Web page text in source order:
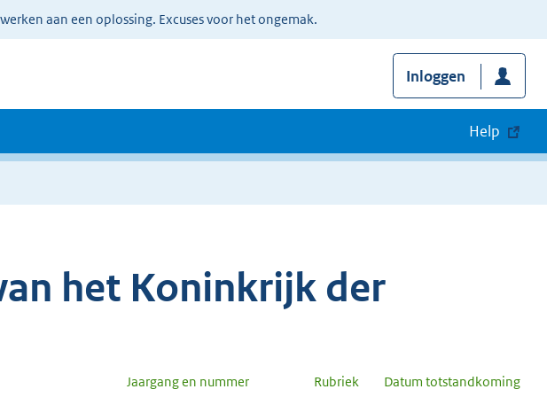
aan een oplossing. Excuses voor het ongemak.
Inloggen
Help
het Koninkrijk der
Jaargang en nummer Rubriek Datum totstandkoming